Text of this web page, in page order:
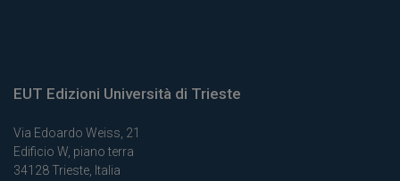
EUT Edizioni Università di Trieste
Via Edoardo Weiss, 21
Edificio W, piano terra
34128 Trieste, Italia